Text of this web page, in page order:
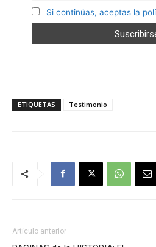
Si continúas, aceptas la
ETIQUETAS Testimonio
Artículo anterior